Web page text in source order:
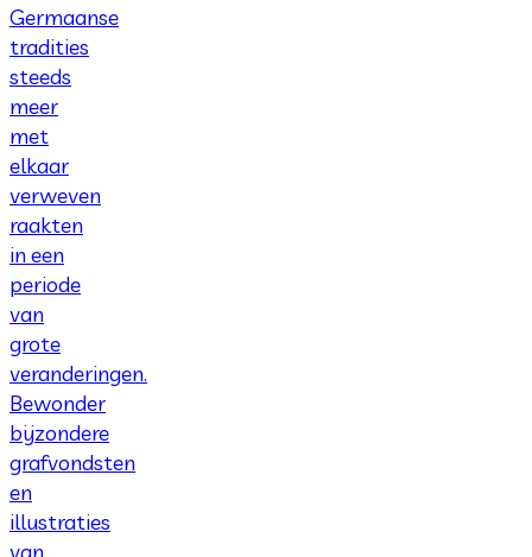
Germaanse
tradities
steeds
meer
met
elkaar
verweven
raakten
in een
periode
van
grote
veranderingen.
Bewonder
bijzondere
grafvondsten
en
illustraties